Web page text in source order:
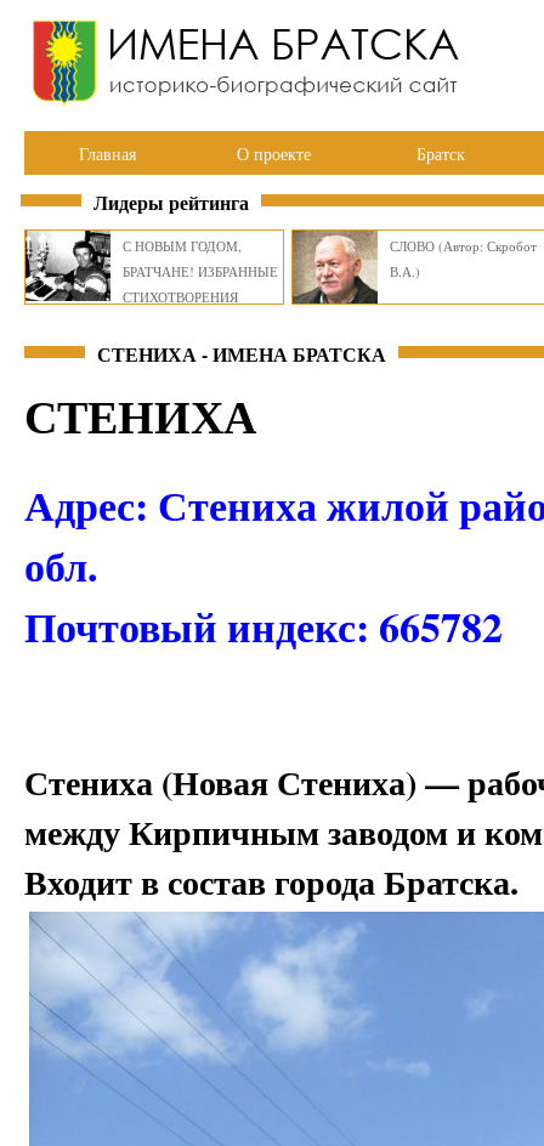
Главная О проекте Братск
Лидеры рейтинга
С НОВЫМ ГОДОМ,
БРАТЧАНЕ! ИЗБРАННЫЕ
СТИХОТВОРЕНИЯ
СЛОВО (Автор: Скробот
В.А.)
СТЕНИХА - ИМЕНА БРАТСКА
СТЕНИХА
Адрес: Стениха жилой
обл.
Почтовый индекс: 665782
Стениха (Новая Стениха) —
между Кирпичным заводом и
Входит в состав города Братска.